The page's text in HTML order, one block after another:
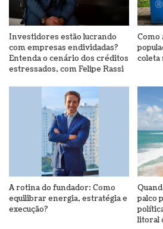
Investidores estão lucrando
com empresas endividadas?
Entenda o cenário dos créditos
estressados, com Felipe Rassi
Como
coleta
A rotina do fundador: Como
equilibrar energia, estratégia e
execução?
palco
litoral